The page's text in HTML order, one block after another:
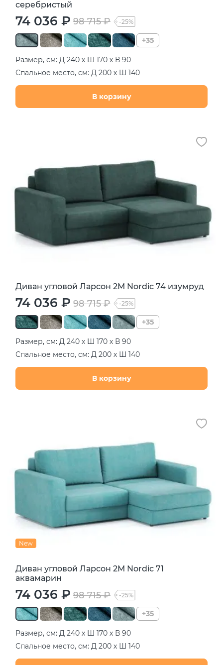
серебристый
74 036 ₽ 98 715 ₽ -25%
+35
Размер, см: Д 240 х Ш 170 х В 90
Спальное место, см: Д 200 х Ш 140
В корзину
Диван угловой Ларсон 2М Nordic 74 изумруд
74 036 ₽ 98 715 ₽ -25%
+35
Размер, см: Д 240 х Ш 170 х В 90
Спальное место, см: Д 200 х Ш 140
В корзину
New
Диван угловой Ларсон 2М Nordic 71
аквамарин
74 036 ₽ 98 715 ₽ -25%
+35
Размер, см: Д 240 х Ш 170 х В 90
Спальное место, см: Д 200 х Ш 140